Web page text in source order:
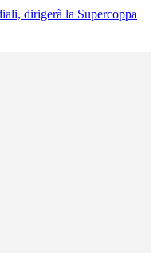
dirigerà la Supercoppa